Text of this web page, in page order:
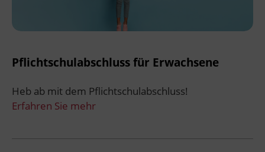
Pflichtschulabschluss für Erwachsene
Heb ab mit dem Pflichtschulabschluss!
Erfahren Sie mehr